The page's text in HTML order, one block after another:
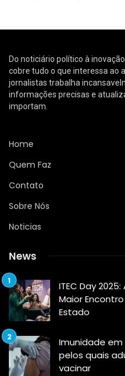
Do noticiário político à
cobre tudo o que interessa ao
jornalistas trabalha
informações precisas e
importam.
Home
Quem Faz
Contato
Sobre Nós
Noticias
News
ITEC Day
Maior
Estado
Imunidade
pelos quais
vacinar